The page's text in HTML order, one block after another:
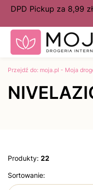
DPD Pickup za 8,99
Przejdź do: moja.pl - Moja drogeria internetowa kosmetyki, perfumy
Produkty: 22
Lista
Sortowanie: